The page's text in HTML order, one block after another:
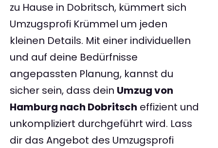
zu Hause in Dobritsch, kümmert sich
Umzugsprofi Krümmel um jeden
kleinen Details. Mit einer individuellen
und auf deine Bedürfnisse
angepassten Planung, kannst du
sicher sein, dass dein Umzug von
Hamburg nach Dobritsch effizient und
unkompliziert durchgeführt wird. Lass
dir das Angebot des Umzugsprofi